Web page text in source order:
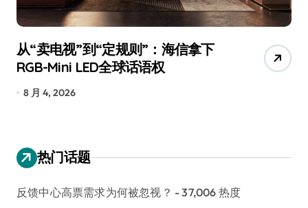
从“卖电视”到“定规则”：海信拿下
RGB-Mini LED全球话语权
8 月 4, 2026
热门话题
反馈中心高票需求为何被忽视？ - 37,006 热度